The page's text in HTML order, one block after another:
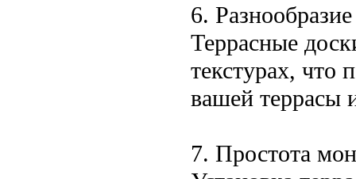
6.
Террасные
текстурах, что
вашей террасы
7. Простота